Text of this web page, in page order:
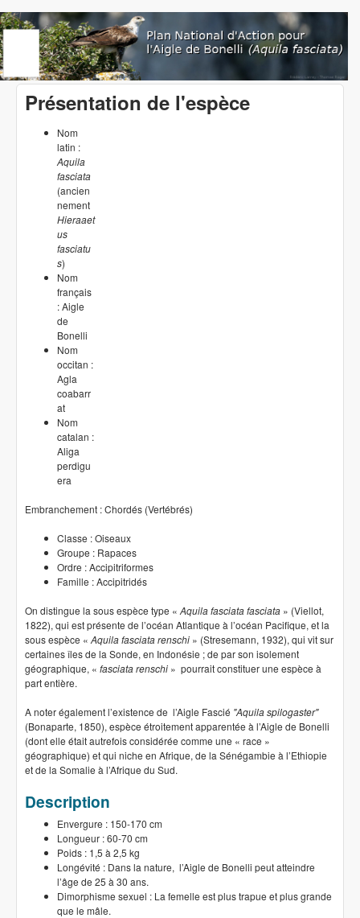
Aller au contenu principal
www.aigledebonelli.org
Présentation de l'espèce
Nom
latin :
Aquila
fasciata
(ancien
nement
Hieraaet
us
fasciatu
s)
Nom
français
: Aigle
de
Bonelli
Nom
occitan :
Agla
coabarr
at
Nom
catalan :
Aliga
perdigu
era
Embranchement : Chordés (Vertébrés)
Classe : Oiseaux
Groupe : Rapaces
Ordre : Accipitriformes
Famille : Accipitridés
On distingue la sous espèce type « Aquila fasciata fasciata » (Viellot,
1822), qui est présente de l’océan Atlantique à l’océan Pacifique, et la
sous espèce « Aquila fasciata renschi » (Stresemann, 1932), qui vit sur
certaines îles de la Sonde, en Indonésie ; de par son isolement
géographique, « fasciata renschi » pourrait constituer une espèce à
part entière.
A noter également l’existence de l’Aigle Fascié "Aquila spilogaster"
(Bonaparte, 1850), espèce étroitement apparentée à l’Aigle de Bonelli
(dont elle était autrefois considérée comme une « race »
géographique) et qui niche en Afrique, de la Sénégambie à l’Ethiopie
et de la Somalie à l’Afrique du Sud.
Description
Envergure : 150-170 cm
Longueur : 60-70 cm
Poids : 1,5 à 2,5 kg
Longévité : Dans la nature, l’Aigle de Bonelli peut atteindre
l’âge de 25 à 30 ans.
Dimorphisme sexuel : La femelle est plus trapue et plus grande
que le mâle.